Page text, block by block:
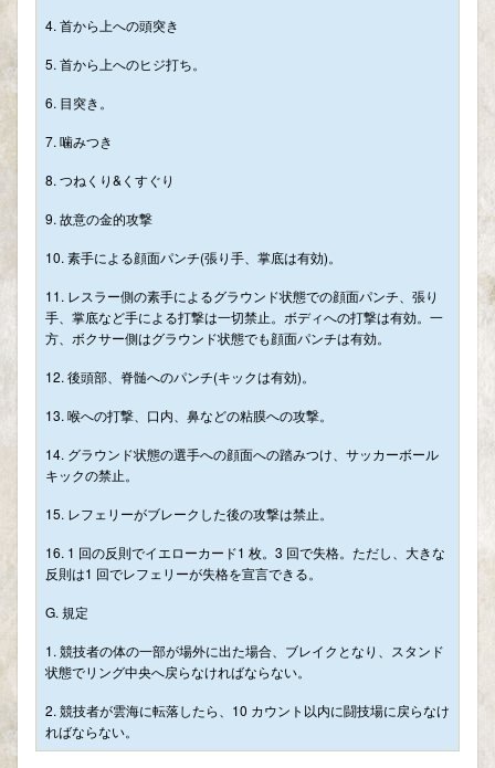
4. 首から上への頭突き
5. 首から上へのヒジ打ち。
6. 目突き。
7. 噛みつき
8. つねくり&くすぐり
9. 故意の金的攻撃
10. 素手による顔面パンチ(張り手、掌底は有効)。
11. レスラー側の素手によるグラウンド状態での顔面パンチ、張り
手、掌底など手による打撃は一切禁止。ボディへの打撃は有効。一
方、ボクサー側はグラウンド状態でも顔面パンチは有効。
12. 後頭部、脊髄へのパンチ(キックは有効)。
13. 喉への打撃、口内、鼻などの粘膜への攻撃。
14. グラウンド状態の選手への顔面への踏みつけ、サッカーボール
キックの禁止。
15. レフェリーがブレークした後の攻撃は禁止。
16. 1 回の反則でイエローカード1 枚。3 回で失格。ただし、大きな
反則は1 回でレフェリーが失格を宣言できる。
G. 規定
1. 競技者の体の一部が場外に出た場合、ブレイクとなり、スタンド
状態でリング中央へ戻らなければならない。
2. 競技者が雲海に転落したら、10 カウント以内に闘技場に戻らなけ
ればならない。